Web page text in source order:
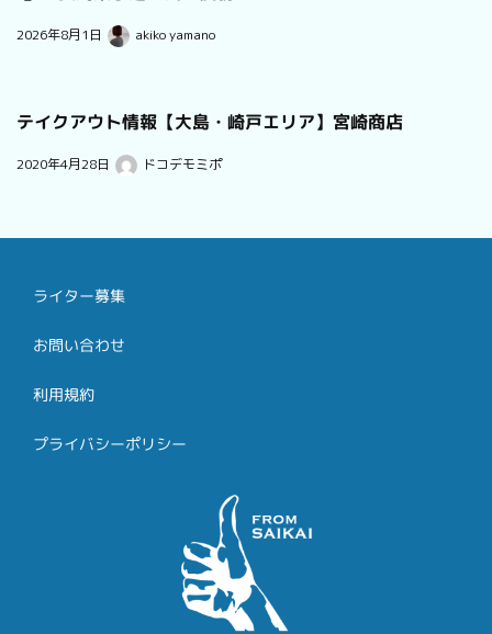
2026年8月1日 akiko yamano
テイクアウト情報【大島・崎戸エリア】宮崎商店
2020年4月28日 ドコデモミポ
ライター募集
お問い合わせ
利用規約
プライバシーポリシー